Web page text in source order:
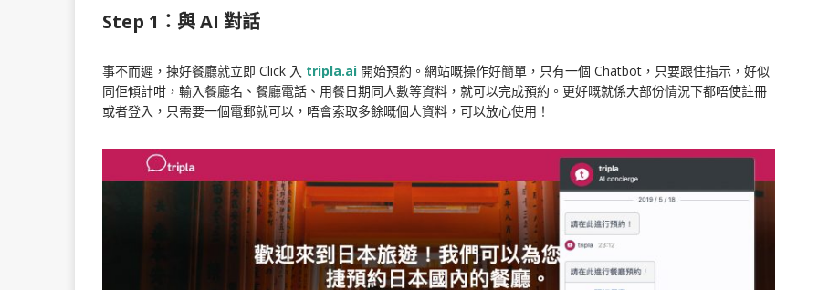
Step 1 ：與 AI 對話
事不而遲，揀好餐廳就立即 Click 入 tripla.ai 開始預約。網站嘅操作好簡單，只有一個 Chatbot，只要跟住指示，好似
同佢傾計咁，輸入餐廳名、餐廳電話、用餐日期同人數等資料，就可以完成預約。更好嘅就係大部份情況下都唔使註冊
或者登入，只需要一個電郵就可以，唔會索取多餘嘅個人資料，可以放心使用！